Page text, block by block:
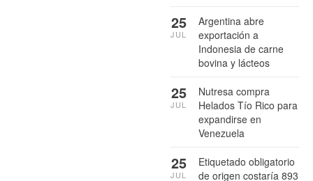
Argentina abre
exportación a
Indonesia de carne
bovina y lácteos
25
JUL
Nutresa compra
Helados Tío Rico para
expandirse en
Venezuela
25
JUL
Etiquetado obligatorio
de origen costaría 893
25
JUL